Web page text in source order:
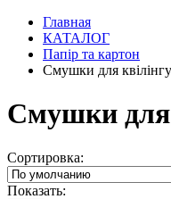
Главная
КАТАЛОГ
Папір та картон
Смушки для квілінгу
Смушки для
Сортировка:
Показать: